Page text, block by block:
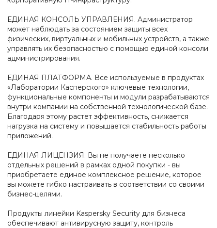
ЕДИНАЯ КОНСОЛЬ УПРАВЛЕНИЯ. Администратор
может наблюдать за состоянием защиты всех
физических, виртуальных и мобильных устройств, а также
управлять их безопасностью с помощью единой консоли
администрирования.
ЕДИНАЯ ПЛАТФОРМА. Все используемые в продуктах
«Лаборатории Касперского» ключевые технологии,
функциональные компоненты и модули разрабатываются
внутри компании на собственной технологической базе.
Благодаря этому растет эффективность, снижается
нагрузка на систему и повышается стабильность работы
приложений.
ЕДИНАЯ ЛИЦЕНЗИЯ. Вы не получаете несколько
отдельных решений в рамках одной покупки - вы
приобретаете единое комплексное решение, которое
вы можете гибко настраивать в соответствии со своими
бизнес-целями.
Продукты линейки Kaspersky Security для бизнеса
обеспечивают антивирусную защиту, контроль